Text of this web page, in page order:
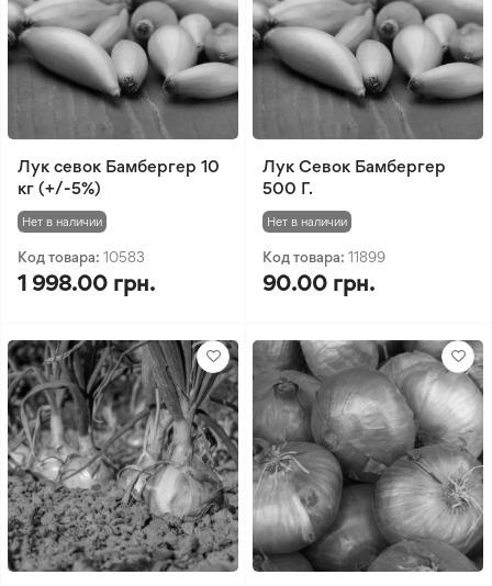
Лук севок Бамбергер 10
кг (+/-5%)
Нет в наличии
Код товара: 10583
1 998.00 грн.
Лук Севок Бамбергер
500 Г.
Нет в наличии
Код товара: 11899
90.00 грн.